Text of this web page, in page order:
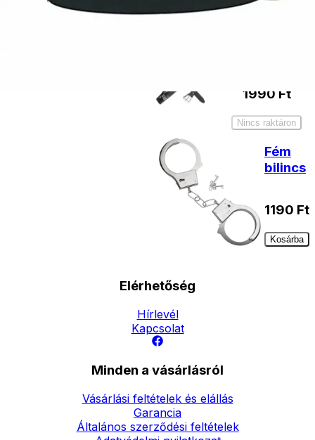
1990 Ft
Nincs raktáron
Fém
bilincs
1190 Ft
Kosárba
Elérhetőség
Hírlevél
Kapcsolat
Minden a vásárlásról
Vásárlási feltételek és elállás
Garancia
Általános szerződési feltételek